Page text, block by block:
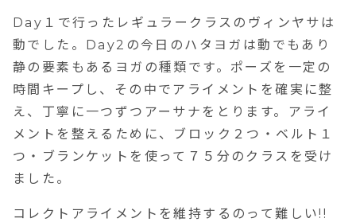
Day１で行ったレギュラークラスのヴィンヤサは
動でした。Day2の今日のハタヨガは動でもあり
静の要素もあるヨガの種類です。ポーズを一定の
時間キープし、その中でアライメントを確実に整
え、丁寧に一つずつアーサナをとります。アライ
メントを整えるために、ブロック２つ・ベルト１
つ・ブランケットを使って７５分のクラスを受け
ました。
コレクトアライメントを維持するのって難しい!!